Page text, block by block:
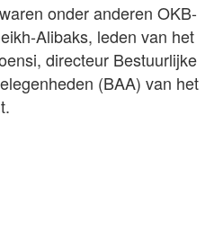
onder anderen OKB-
Alibaks, leden van het
directeur Bestuurlijke
(BAA) van het